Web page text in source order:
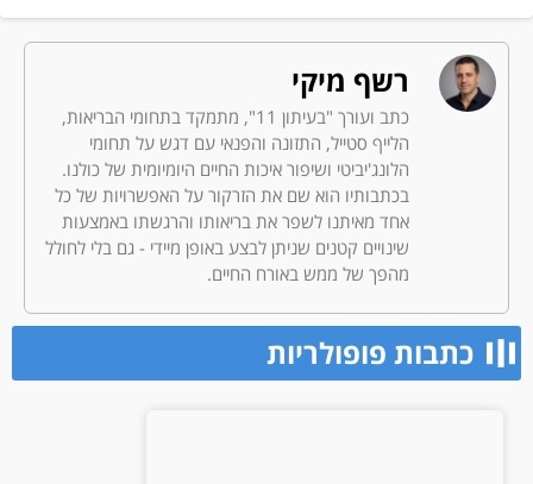
רשף מיקי
כתב ועורך "בעיתון 11", מתמקד בתחומי הבריאות,
הלייף סטייל, התזונה והפנאי עם דגש על תחומי
הלונג'יביטי ושיפור איכות החיים היומיומית של כולנו.
בכתבותיו הוא שם את הזרקור על האפשרויות של כל
אחד מאיתנו לשפר את בריאותו והרגשתו באמצעות
שינויים קטנים שניתן לבצע באופן מיידי - גם בלי לחולל
מהפך של ממש באורח החיים.
כתבות פופולריות​